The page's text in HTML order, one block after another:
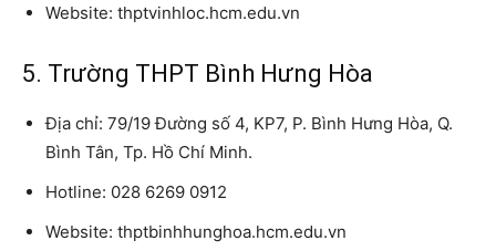
Website: thptvinhloc.hcm.edu.vn
5. Trường THPT Bình Hưng Hòa
Địa chỉ: 79/19 Đường số 4, KP7, P. Bình Hưng Hòa, Q.
Bình Tân, Tp. Hồ Chí Minh.
Hotline: 028 6269 0912
Website: thptbinhhunghoa.hcm.edu.vn